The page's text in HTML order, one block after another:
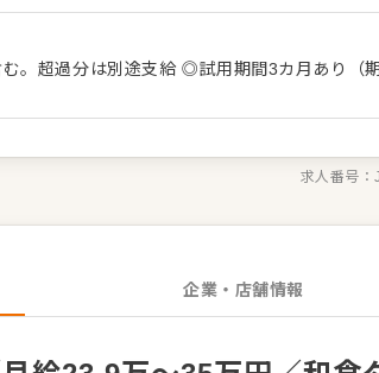
くゆくはステップアップなどもめざせます。
。超過分は別途支給 ◎試用期間3カ月あり（
求人番号：
企業・店舗情報